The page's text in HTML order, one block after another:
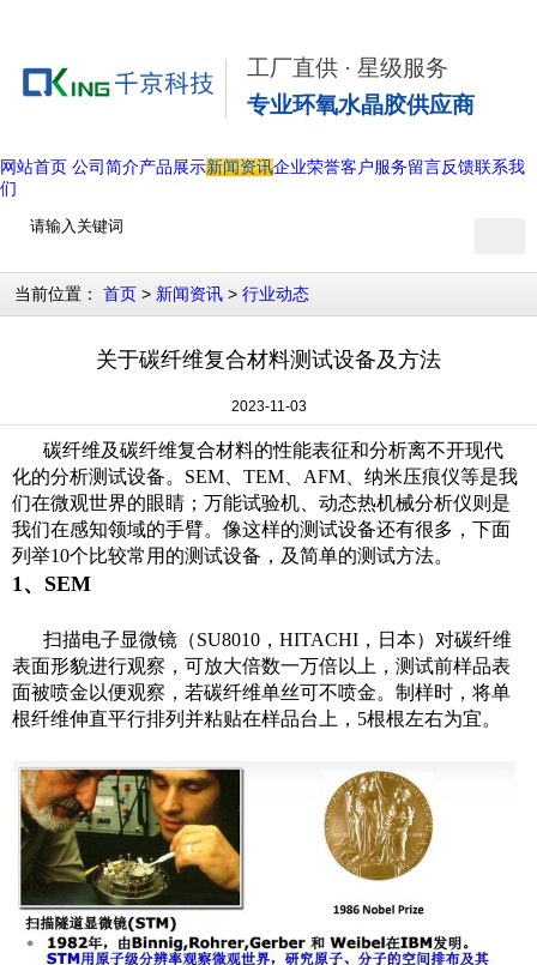
工厂直供 · 星级服务
专业环氧水晶胶供应商
网站首页 公司简介产品展示新闻资讯企业荣誉客户服务留言反馈联系我
们
当前位置： 首页 > 新闻资讯 > 行业动态
关于碳纤维复合材料测试设备及方法
2023-11-03
碳纤维及碳纤维复合材料的性能表征和分析离不开现代
化的分析测试设备。SEM、TEM、AFM、纳米压痕仪等是我
们在微观世界的眼睛；万能试验机、 动态热机械分析仪则是
我们在感知领域的手臂。像这样的测试设备还有很多，下面
列举10个比较常用的测试设备，及简单的测试方法。
1、SEM
扫描电子显微镜（SU8010，HITACHI，日本）对碳纤维
表面形貌进行观察，可放大倍数一万倍以上，测试前样品表
面被喷金以便观察，若碳纤维单丝可不喷金。制样时，将单
根纤维伸直平行排列并粘贴在样品台上，5根根左右为宜。